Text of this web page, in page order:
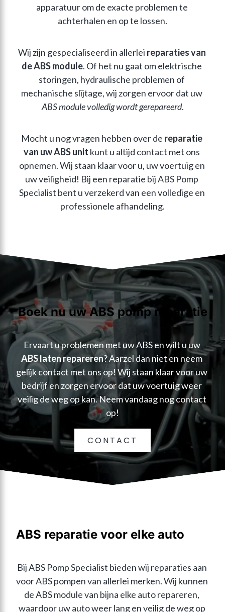
apparatuur om de exacte problemen te
achterhalen en op te lossen.
Wij zijn gespecialiseerd in allerlei reparaties van
de ABS module. Of het nu gaat om elektrische
storingen, hydraulische problemen of
ABS module volledig wordt gerepareerd.
Mocht u nog vragen hebben over de reparatie
van uw ABS unit kunt u altijd contact met ons
opnemen. Wij staan klaar voor u, uw voertuig en
uw veiligheid! Bij een reparatie bij ABS Pomp
Specialist bent u verzekerd van een volledige en
professionele afhandeling.
Boek nu uw ABS pomp reparatie
Ervaart u problemen met uw ABS en wilt u uw
ABS laten repareren? Aarzel dan niet en neem
gelijk contact met ons op! Wij staan klaar voor uw
bedrijf en zorgen ervoor dat uw voertuig weer
veilig de weg op kan. Neem vandaag nog contact
op!
CONTACT
ABS reparatie voor elke auto
Bij ABS Pomp Specialist bieden wij reparaties aan
voor ABS pompen van allerlei merken. Wij kunnen
de ABS module van bijna elke auto repareren,
waardoor uw auto weer lang en veilig de weg op